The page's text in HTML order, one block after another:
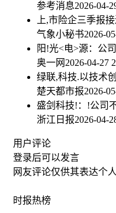
参考消息2026-04-
上,市险企三季报
气象小秘书2026-
阳!光<电>源：公
奥一网2026-04-27
绿联,科技.以技术
楚天都市报2026-
盛剑科技!：!公司
浙江日报2026-04-
用户评论
登录后可以发言
网友评论仅供其表达个
时报热榜